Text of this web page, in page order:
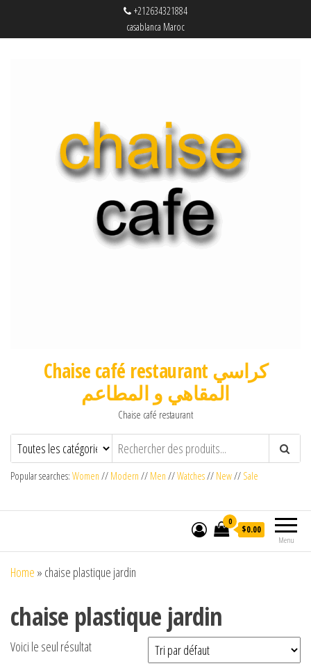
+212634321884
casablanca Maroc
Chaise café restaurant كراسي
المقاهي و المطاعم
Chaise café restaurant
Popular searches: Women // Modern // Men //Watches// New// Sale
Menu
0
$0.00
Home » chaise plastique jardin
chaise plastique jardin
Voici le seul résultat